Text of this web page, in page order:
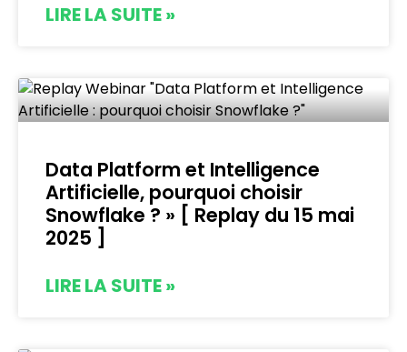
LIRE LA SUITE »
Data Platform et Intelligence
Artificielle, pourquoi choisir
Snowflake ? » [ Replay du 15 mai
2025 ]
LIRE LA SUITE »